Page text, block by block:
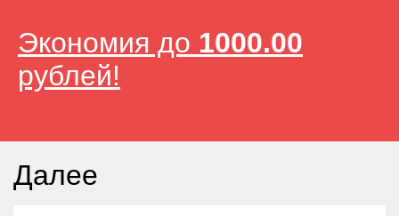
Экономия до 1000.00
рублей!
Далее